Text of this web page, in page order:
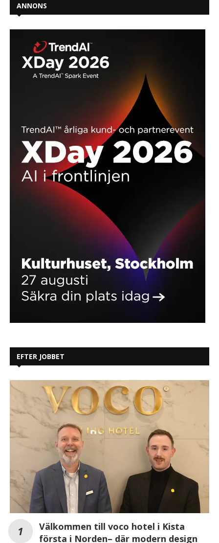
ANNONS
EFTER JOBBET
Välkommen till voco hotel i Kista
första i Norden– där modern design